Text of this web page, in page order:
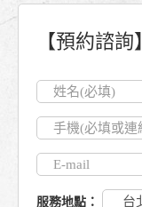
【預約諮詢】
服務地點：